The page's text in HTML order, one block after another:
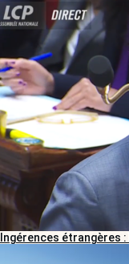
Ingérences étrangères